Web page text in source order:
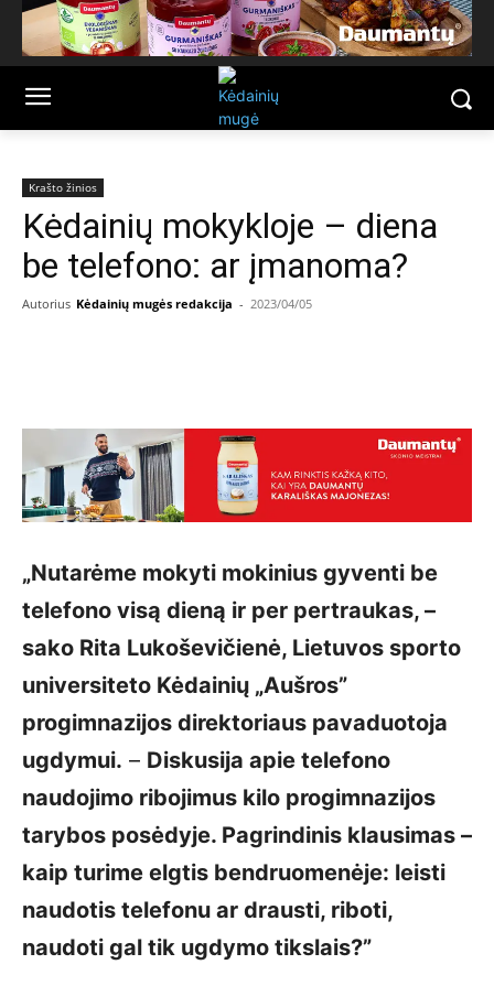
Krašto žinios
Kėdainių mokykloje – diena
be telefono: ar įmanoma?
Autorius Kėdainių mugės redakcija - 2023/04/05
„Nutarėme mokyti mokinius gyventi be
telefono visą dieną ir per pertraukas, –
sako Rita Lukoševičienė, Lietuvos sporto
universiteto Kėdainių „Aušros”
progimnazijos direktoriaus pavaduotoja
ugdymui. – Diskusija apie telefono
naudojimo ribojimus kilo progimnazijos
tarybos posėdyje. Pagrindinis klausimas –
kaip turime elgtis bendruomenėje: leisti
naudotis telefonu ar drausti, riboti,
naudoti gal tik ugdymo tikslais?”